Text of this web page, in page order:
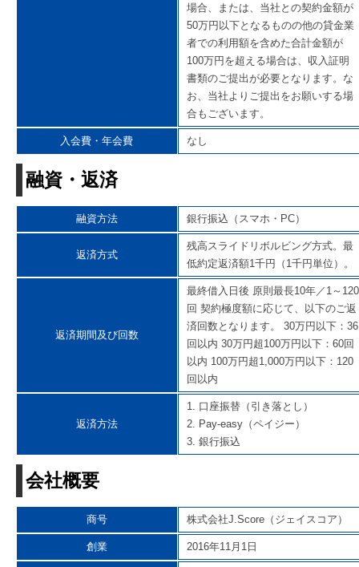
場合、または、当社との契約金額が
50万円以下となるものの他の貸金業
者での利用額を含めた合計金額が
100万円を超える場合は、収入証明
書類のご提出が必要となります。な
お、当社よりご提出をお願いする場
合もございます。
入会費・年会費 なし
融資・返済
融資方法 銀行振込（スマホ・PC）
返済方式
残高スライドリボルビング方式。最
低約定返済額1千円（1千円単位）。
返済期間及び回数
最終借入日後 原則最長10年／1～120
回 契約極度額に応じて、以下のご返
済回数となります。 30万円以下：36
回以内 30万円超100万円以下：60回
以内 100万円超1,000万円以下：120
回以内
返済方法
1. 口座振替（引き落とし）
2. Pay-easy（ペイジー）
3. 銀行振込
会社概要
商号 株式会社J.Score（ジェイスコア）
創業 2016年11月1日